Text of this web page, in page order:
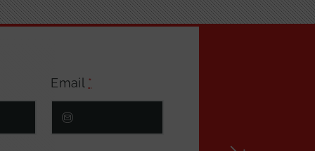
Email *